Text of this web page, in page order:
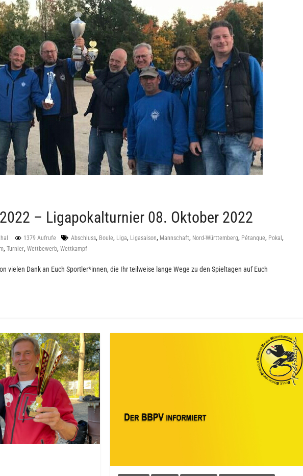
– Ligapokalturnier 08. Oktober 2022
1379 Aufrufe Abschluss, Boule, Liga, Ligasaison, Mannschaft, Nord-Württemberg, Pétanque, Pokal ,
, Turnier, Wettbewerb, Wettkampf
vielen Dank an Euch Sportler*innen, die Ihr teilweise lange Wege zu den Spieltagen auf Euch